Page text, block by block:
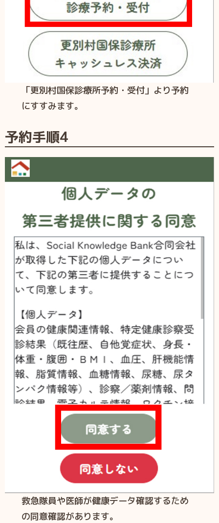
「更別村国保診療所予約・受付」より予約
にすすみます。
予約手順4
救急隊員や医師が健康データ確認するため
の同意確認があります。